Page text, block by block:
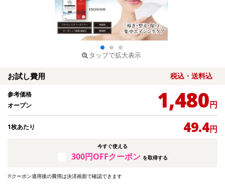
タップで拡大表示
お試し費用 税込・送料込
参考価格
オープン
1,480円
1枚あたり 49.4円
今すぐ使える
300円OFFクーポン を取得する
※クーポン適用後の費用は決済画面で確認できます